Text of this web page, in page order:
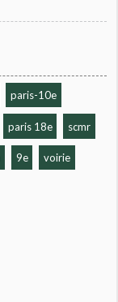
paris-10e
paris 18e scmr
9e voirie